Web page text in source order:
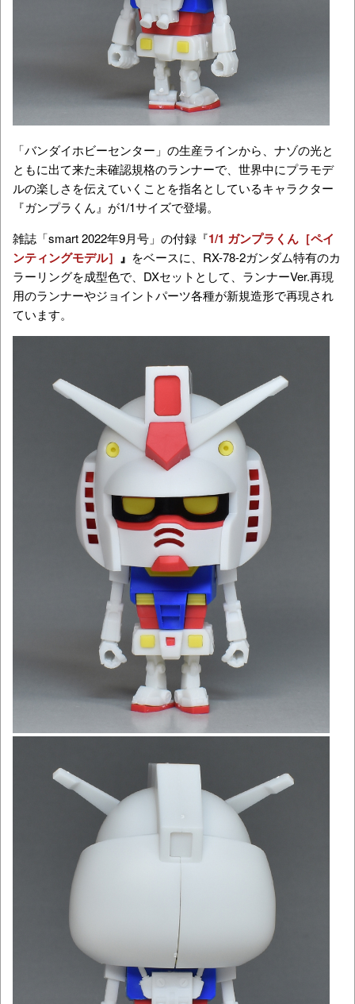
「バンダイホビーセンター」の生産ラインから、ナゾの光と
ともに出て来た未確認規格のランナーで、世界中にプラモデ
ルの楽しさを伝えていくことを指名としているキャラクター
『ガンプラくん』が1/1サイズで登場。
雑誌「smart 2022年9月号」の付録『1/1 ガンプラくん［ペイ
ンティングモデル］ 』 をベースに、RX-78-2ガンダム特有のカ
ラーリングを成型色で、DXセットとして、ランナーVer.再現
用のランナーやジョイントパーツ各種が新規造形で再現され
ています。